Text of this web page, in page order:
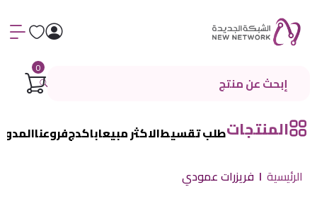
0
المنتجاتطلب تقسيطالاكثر مبيعاباكدجفروعنا
الرئيسية فريزرات عمودي